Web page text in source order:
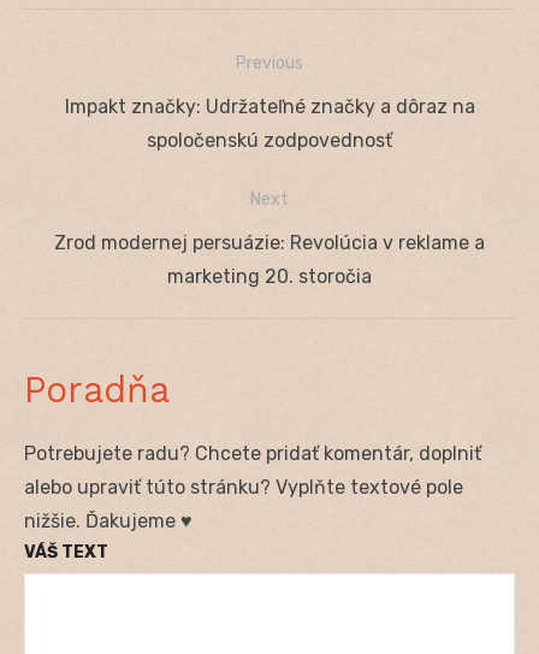
Navigácia
Previous
Previous
Impakt značky: Udržateľné značky a dôraz na
spoločenskú zodpovednosť
Next
Next
Zrod modernej persuázie: Revolúcia v reklame a
marketing 20. storočia
Poradňa
Potrebujete radu? Chcete pridať komentár, doplniť
alebo upraviť túto stránku? Vyplňte textové pole
nižšie. Ďakujeme ♥
VÁŠ TEXT